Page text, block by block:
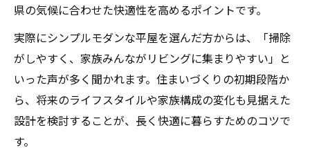
県の気候に合わせた快適性を高めるポイントです。
実際にシンプルモダンな平屋を選んだ方からは、「掃除
がしやすく、家族みんながリビングに集まりやすい」と
いった声が多く聞かれます。住まいづくりの初期段階か
ら、将来のライフスタイルや家族構成の変化も見据えた
設計を検討することが、長く快適に暮らすためのコツで
す。